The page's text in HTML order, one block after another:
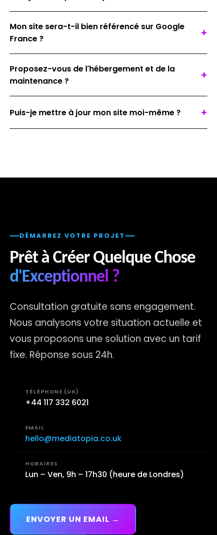
Mon site sera-t-il bien référencé sur Google
France ?
+
Proposez-vous de l'hébergement et de la
maintenance ?
+
Puis-je mettre à jour mon site moi-même ? +
DÉMARREZ VOTRE PROJET
Prêt à Créer Quelque Chose
d'Exceptionnel ?
Consultation gratuite sans engagement.
Nous analysons votre situation actuelle et
vous proposons une solution avec un tarif
fixe. Réponse sous 24h.
TÉLÉPHONE (UK)
+44 117 332 6021
EMAIL
hello@mediatopia.co.uk
HORAIRES
Lun – Ven, 9h – 17h30 (heure de Londres)
ENVOYER UN EMAIL →